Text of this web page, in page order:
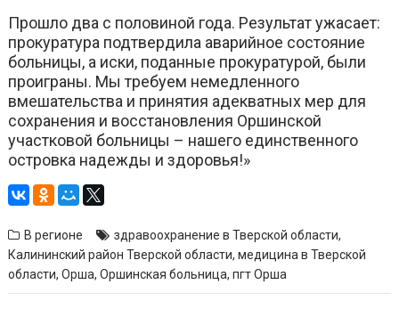
Прошло два с половиной года. Результат ужасает:
прокуратура подтвердила аварийное состояние
больницы, а иски, поданные прокуратурой, были
проиграны. Мы требуем немедленного
вмешательства и принятия адекватных мер для
сохранения и восстановления Оршинской
участковой больницы – нашего единственного
островка надежды и здоровья!»
В регионе здравоохранение в Тверской области,
Калининский район Тверской области,медицина в Тверской
области,Орша,Оршинская больница,пгт Орша